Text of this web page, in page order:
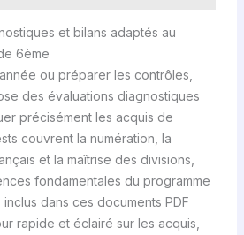
et bilans adaptés au
6ème
ou préparer les contrôles,
des évaluations diagnostiques
précisément les acquis de
couvrent la numération, la
et la maîtrise des divisions,
fondamentales du programme
dans ces documents PDF
rapide et éclairé sur les acquis,